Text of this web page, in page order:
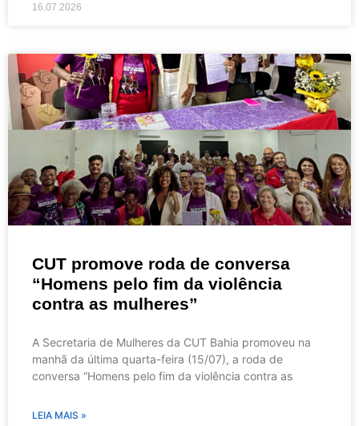
16.07.2026
CUT promove roda de conversa
“Homens pelo fim da violência
contra as mulheres”
A Secretaria de Mulheres da CUT Bahia promoveu na
manhã da última quarta-feira (15/07), a roda de
conversa “Homens pelo fim da violência contra as
LEIA MAIS »